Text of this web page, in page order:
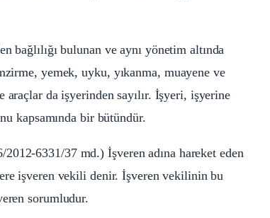
bulunan ve aynı yönetim altında
yemek, uyku, yıkanma, muayene ve
da işyerinden sayılır. İşyeri, işyerine
kapsamında bir bütündür.
6331/37 md.) İşveren adına hareket eden
işveren vekili denir. İşveren vekilinin bu
sorumludur.